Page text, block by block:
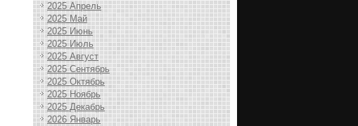
2025 Апрель
2025 Май
2025 Июнь
2025 Июль
2025 Август
2025 Сентябрь
2025 Октябрь
2025 Ноябрь
2025 Декабрь
2026 Январь